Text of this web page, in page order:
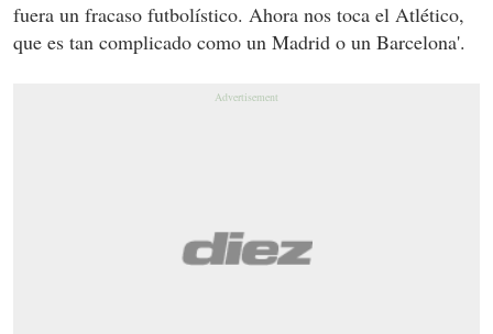
fuera un fracaso futbolístico. Ahora nos toca el Atlético,
que es tan complicado como un Madrid o un Barcelona'.